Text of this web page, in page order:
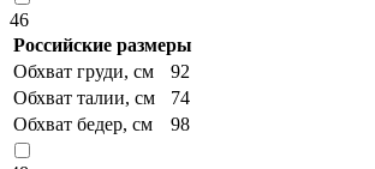
46
Российские размеры
Обхват груди, см
92
Обхват талии, см
74
Обхват бедер, см
98